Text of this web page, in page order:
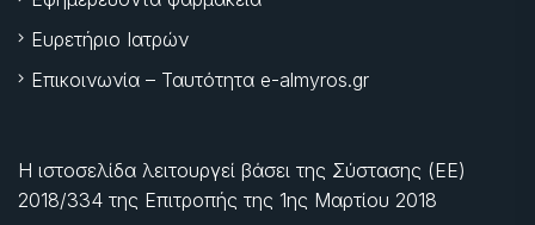
Ευρετήριο Ιατρών
Επικοινωνία – Ταυτότητα e-almyros.gr
Η ιστοσελίδα λειτουργεί βάσει της Σύστασης (ΕΕ)
2018/334 της Επιτροπής της 1ης Μαρτίου 2018